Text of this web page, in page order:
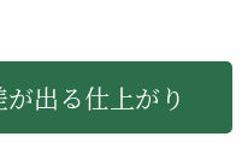
出る仕上がり